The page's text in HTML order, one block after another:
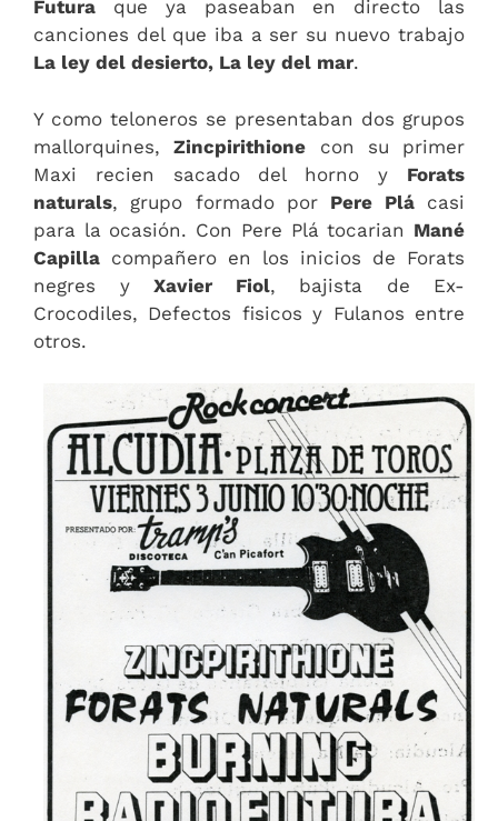
Futura que ya paseaban en directo las
canciones del que iba a ser su nuevo trabajo
La ley del desierto, La ley del mar.
Y como teloneros se presentaban dos grupos
mallorquines,Zincpirithione con su primer
Maxi recien sacado del horno y Forats
naturals, grupo formado por Pere Plácasi
para la ocasión. Con Pere Plá tocarian Mané
Capilla compañero en los inicios de Forats
negres y Xavier Fiol, bajista de Ex-
Crocodiles, Defectos fisicos y Fulanos entre
otros.